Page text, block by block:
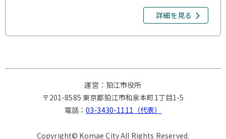
詳細を見る
運営：狛江市役所
〒201-8585 東京都狛江市和泉本町1丁目1-5
電話：03-3430-1111（代表）
Copyright© Komae City All Rights Reserved.